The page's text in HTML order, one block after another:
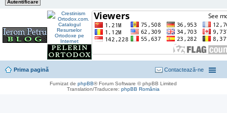
Prima pagină Contactează-ne
Furnizat dephpBB® Forum Software © phpBB Limited
Translation/Traducere:phpBB România